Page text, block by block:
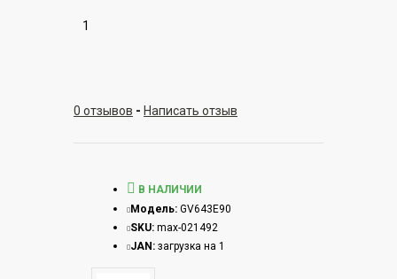
1
0 отзывов - Написать отзыв
В НАЛИЧИИ
Модель: GV643E90
SKU: max-021492
JAN: загрузка на 1